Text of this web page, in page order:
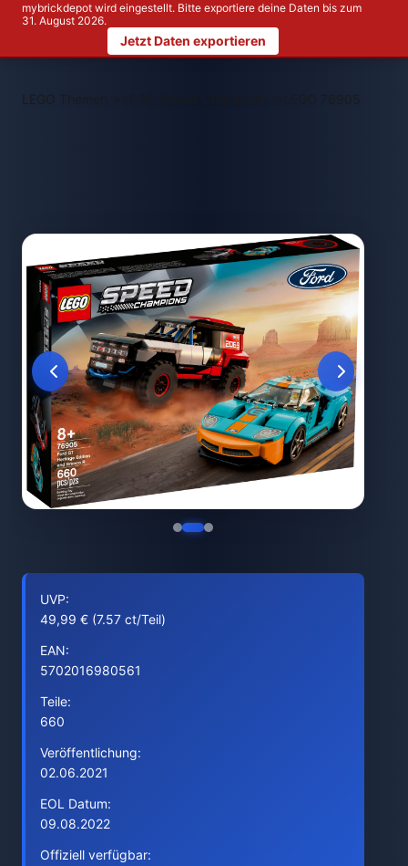
mybrickdepot wird eingestellt. Bitte exportiere deine Daten bis zum
31. August 2026.
Jetzt Daten exportieren
LEGO Themen > > LEGO 76905 Ford
UVP:
49,99 € (7.57 ct/Teil)
EAN:
5702016980561
Teile:
660
Veröffentlichung:
02.06.2021
EOL Datum:
09.08.2022
Offiziell verfügbar: